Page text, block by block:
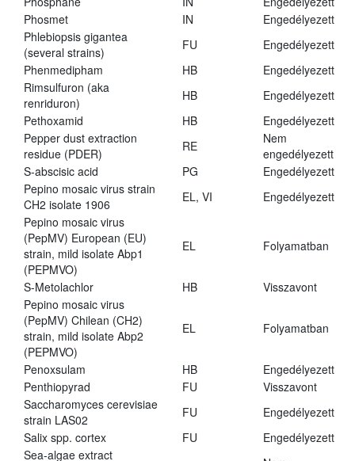
Phosmet
IN
Engedélyezett
Phlebiopsis gigantea
(several strains)
FU
Engedélyezett
Phenmedipham
HB
Engedélyezett
Rimsulfuron (aka
renriduron)
HB
Engedélyezett
Pethoxamid
HB
Engedélyezett
Pepper dust extraction
residue (PDER)
RE
Nem
engedélyezett
S-abscisic acid
PG
Engedélyezett
Pepino mosaic virus strain
CH2 isolate 1906
EL, VI
Engedélyezett
Pepino mosaic virus
(PepMV) European (EU)
strain, mild isolate Abp1
(PEPMVO)
EL Folyamatban
S-Metolachlor HB
Visszavont
Pepino mosaic virus
(PepMV) Chilean (CH2)
strain, mild isolate Abp2
(PEPMVO)
EL Folyamatban
Penoxsulam HB
Engedélyezett
Penthiopyrad
FU
Visszavont
Saccharomyces cerevisiae
strain LAS02
FU
Engedélyezett
Salix spp. cortex
FU
Engedélyezett
Sea-algae extract